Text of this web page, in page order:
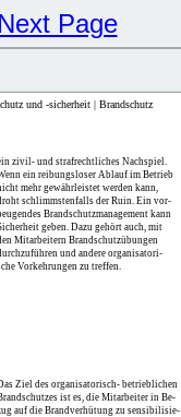
und -sicherheit | Brandschutz
zivil- und strafrechtliches Nachspiel.
ein reibungsloser Ablauf im Betrieb
mehr gewährleistet werden kann,
schlimmstenfalls der Ruin. Ein vor-
Brandschutzmanagement kann
geben. Dazu gehört auch, mit
Mitarbeitern Brandschutzübungen
und andere organisatori-
Vorkehrungen zu treffen.
Ziel des organisatorisch- betrieblichen
ist es, die Mitarbeiter in Be-
auf die Brandverhütung zu sensibilisie-